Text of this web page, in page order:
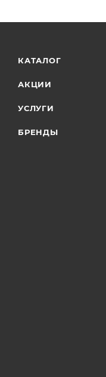
КАТАЛОГ
АКЦИИ
УСЛУГИ
БРЕНДЫ